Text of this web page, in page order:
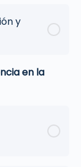
y
en la